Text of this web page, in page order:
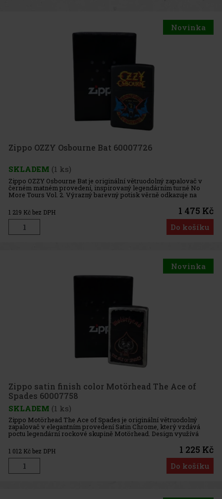
Novinka
Zippo OZZY Osbourne Bat 60007726
SKLADEM (1 ks)
Zippo OZZY Osbourne Bat je originální větruodolný zapalovač v
černém matném provedení, inspirovaný legendárním turné No
More Tours Vol. 2. Výrazný barevný potisk věrně odkazuje na
koncertní plakát, ikonické logo Ozzyho Osbourna a motiv
netopýra, kter
1 219 Kč bez DPH 1 475 Kč
Do košíku
Novinka
Zippo satin finish color Motörhead The Ace of
Spades 60007758
SKLADEM (1 ks)
Zippo Motörhead The Ace of Spades je originální větruodolný
zapalovač v elegantním provedení Satin Chrome, který vzdává
poctu legendární rockové skupině Motörhead. Design využívá
barevnou technologii Color Image a kombinuje logo kapely,
ikonického ma
1 012 Kč bez DPH 1 225 Kč
Do košíku